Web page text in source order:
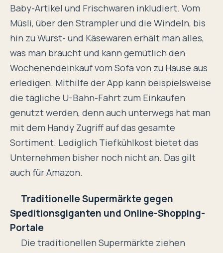
Baby-Artikel und Frischwaren inkludiert. Vom
Müsli, über den Strampler und die Windeln, bis
hin zu Wurst- und Käsewaren erhält man alles,
was man braucht und kann gemütlich den
Wochenendeinkauf vom Sofa von zu Hause aus
erledigen. Mithilfe der App kann beispielsweise
die tägliche U-Bahn-Fahrt zum Einkaufen
genutzt werden, denn auch unterwegs hat man
mit dem Handy Zugriff auf das gesamte
Sortiment. Lediglich Tiefkühlkost bietet das
Unternehmen bisher noch nicht an. Das gilt
auch für Amazon.
Traditionelle Supermärkte gegen
Speditionsgiganten und Online-Shopping-
Portale
Die traditionellen Supermärkte ziehen